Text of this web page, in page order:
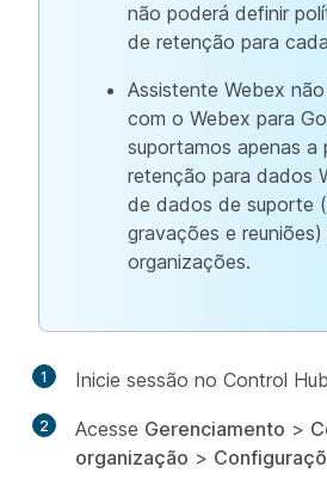
não poderá definir
de retenção para
Assistente Webex
com o Webex para
suportamos apenas a
retenção para dados
de dados de suporte
gravações e reuniões)
organizações.
1 Inicie sessão no Control
2 Acesse Gerenciamento >
organização >